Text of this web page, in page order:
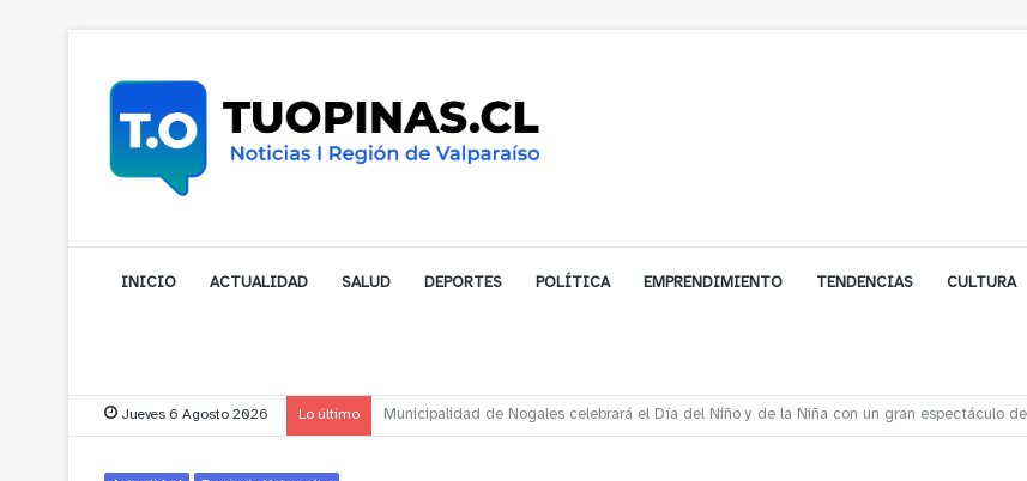
INICIO ACTUALIDAD SALUD DEPORTES POLÍTICA EMPRENDIMIENTO TENDENCIAS CULTURA
Jueves 6 Agosto 2026 Lo último Cerro Mauco: Bomberos rescata a dos jóvenes que se desorientaron durante una caminata